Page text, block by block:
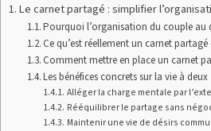
Le carnet partagé : simplifier
Pourquoi l’organisation du couple au
Ce qu’est réellement un carnet
Comment mettre en place un carnet
Les bénéfices concrets sur la vie à deux
Alléger la charge mentale par
Rééquilibrer le partage sans
Maintenir une vie de désirs